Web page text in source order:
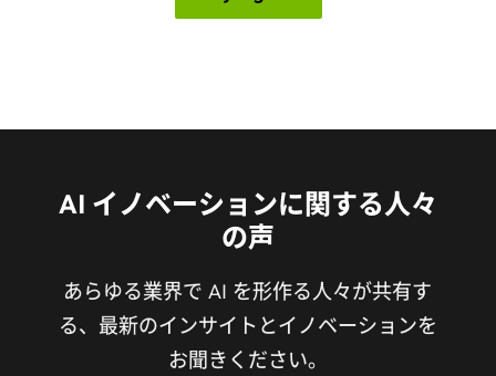
AI イノベーションに関する人々
の声
あらゆる業界で AI を形作る人々が共有す
る、最新のインサイトとイノベーションを
お聞きください。